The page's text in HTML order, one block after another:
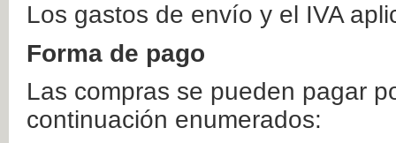
Los gastos de envío y el IVA
Forma de pago
Las compras se pueden pagar
continuación enumerados: